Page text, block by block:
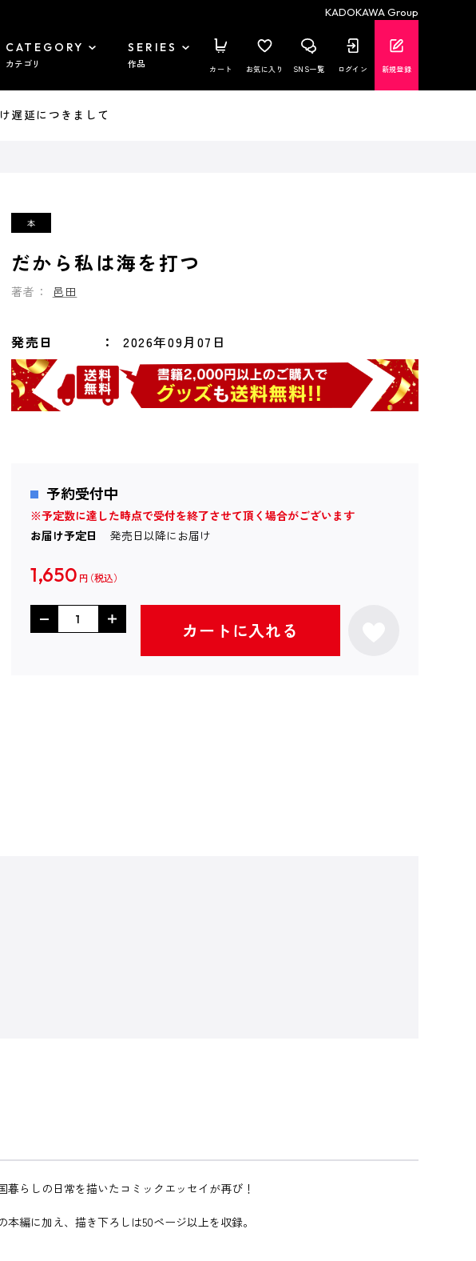
KADOKAWA Group
CATEGORY
カテゴリ
SERIES
作品 カート お気に入り SNS一覧 ログイン 新規登録
遅延につきまして
だから私は海を打つ
著者： 邑田
発売日 2026年09月07日
予約受付中
※予定数に達した時点で受付を終了させて頂く場合がございます
お届け予定日
発売日以降にお届け
1,650 円
カートに入れる
らしの日常を描いたコミックエッセイが再び！
編に加え、描き下ろしは50ページ以上を収録。